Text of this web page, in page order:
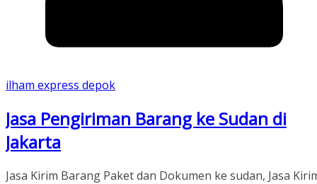
ilham express depok
Jasa Pengiriman Barang ke Sudan di
Jakarta
Jasa Kirim Barang Paket dan Dokumen ke sudan, Jasa